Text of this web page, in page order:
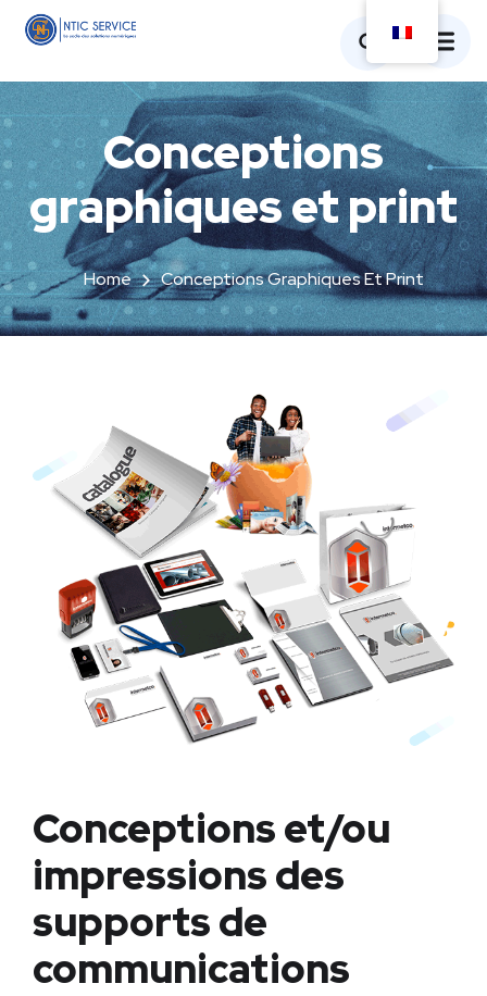
Conceptions
graphiques et print
Home Conceptions Graphiques Et Print
Conceptions et/ou
impressions des
supports de
communications